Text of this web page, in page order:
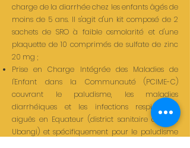
charge de la diarrhée chez les enfants âgés de
moins de 5 ans. Il s'agit d'un kit composé de 2
sachets de SRO à faible osmolarité et d'une
plaquette de 10 comprimés de sulfate de zinc
20 mg ;
Prise en Charge Intégrée des Maladies de
l'Enfant dans la Communauté (PCIME-C)
couvrant le paludisme, les maladies
diarrhéiques et les infections respiratoires
aiguës en Equateur (district sanitaire du Sud
Ubangi) et spécifiquement pour le paludisme